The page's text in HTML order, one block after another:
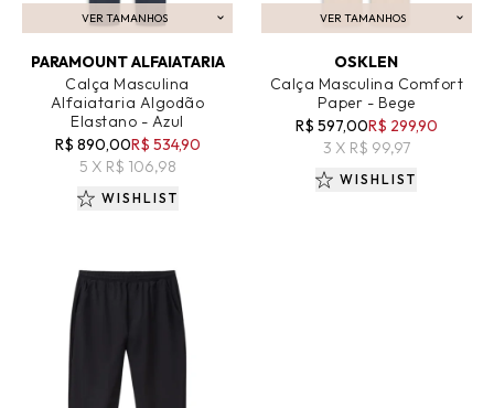
VER TAMANHOS
ADICIONAR AO CARRINHO
PARAMOUNT ALFAIATARIA
Calça Masculina
Alfaiataria Algodão
Elastano - Azul
R$ 890,00R$ 534,90
5 X R$ 106,98
WISHLIST
VER TAMANHOS
ADICIONAR AO CARRINHO
OSKLEN
Calça Masculina Comfort
Paper - Bege
R$ 597,00R$ 299,90
3 X R$ 99,97
WISHLIST